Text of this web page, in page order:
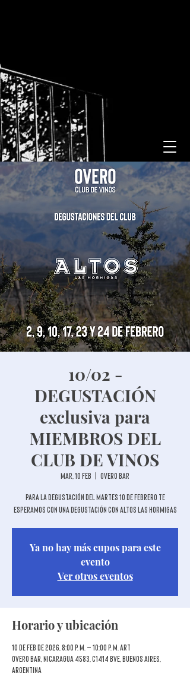
10/02 -
DEGUSTACIÓN
exclusiva para
MIEMBROS DEL
CLUB DE VINOS
mar, 10 feb Overo Bar
Para la degustación del martes 10 de febrero te
esperamos con una degustación con Altos Las Hormigas
Ya no hay más cupos para este
evento
Ver otros eventos
Horario y ubicación
10 de feb de 2026, 8:00 p. m. – 10:00 p. m. ART
Overo Bar, Nicaragua 4583, C1414 BVE, Buenos Aires,
Argentina